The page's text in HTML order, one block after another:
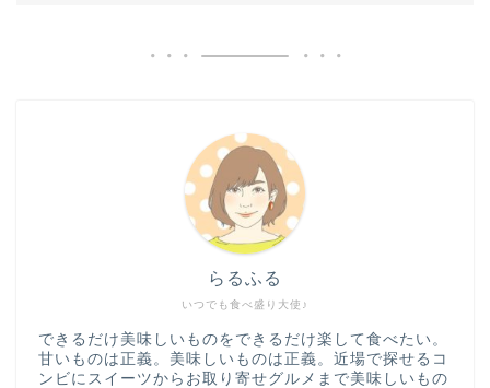
いつでも食べ盛り大使♪
らるふる
できるだけ美味しいものをできるだけ楽して食べたい。
甘いものは正義。美味しいものは正義。近場で探せるコ
ンビにスイーツからお取り寄せグルメまで美味しいもの